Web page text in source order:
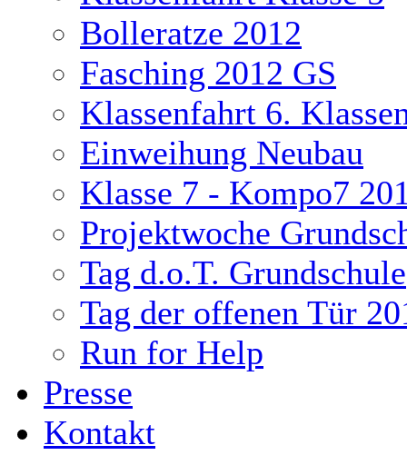
Bolleratze 2012
Fasching 2012 GS
Klassenfahrt 6.
Einweihung Neubau
Klasse 7 - Kompo7
Projektwoche
Tag d.o.T. Grundschule
Tag der offenen Tür
Run for Help
Presse
Kontakt